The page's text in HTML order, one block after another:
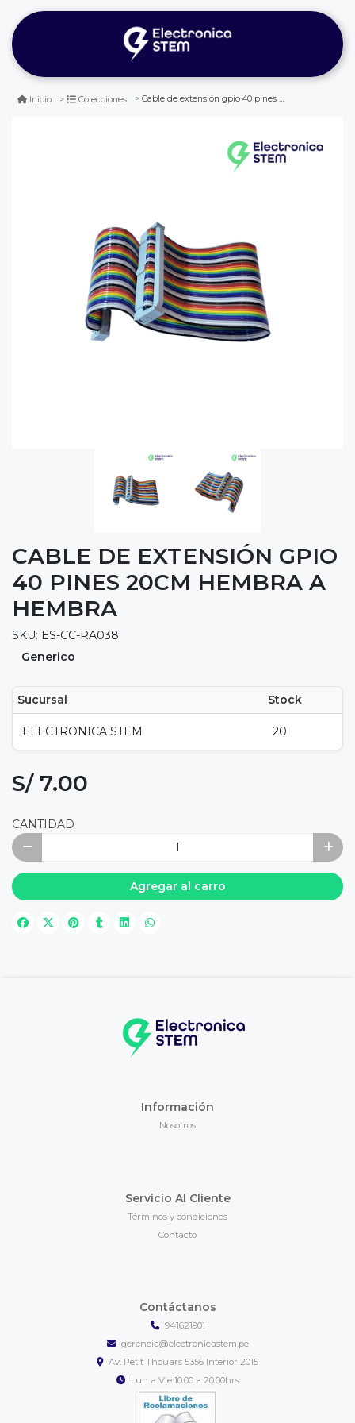
Inicio Colecciones Cable de extensión gpio 40 pines 20cm hembra a hembra
CABLE DE EXTENSIÓN GPIO
40 PINES 20CM HEMBRA A
HEMBRA
SKU: ES-CC-RA038
Generico
Sucursal Stock
ELECTRONICA STEM 20
S/ 7.00
CANTIDAD
Agregar al carro
Información
Nosotros
Servicio Al Cliente
Términos y condiciones
Contacto
Contáctanos
941621901
gerencia@electronicastem.pe
Av. Petit Thouars 5356 Interior 2015
Lun a Vie 10:00 a 20:00hrs